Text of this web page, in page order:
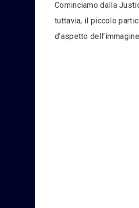
Cominciamo dalla
tuttavia, il piccolo
d’aspetto